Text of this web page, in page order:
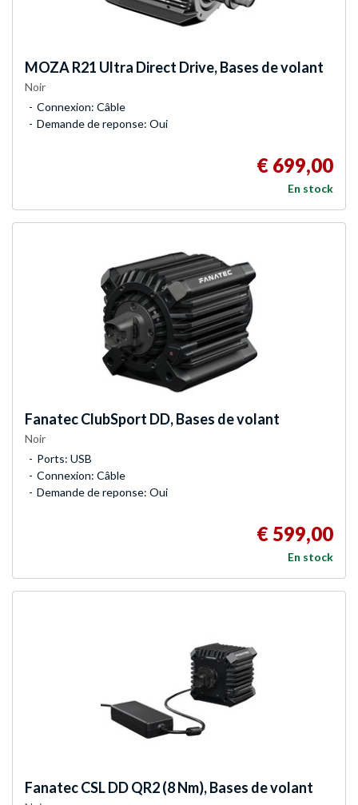
MOZAR21 Ultra Direct Drive, Bases de volant
Noir
Connexion: Câble
Demande de reponse: Oui
€ 699,00
En stock
FanatecClubSport DD, Bases de volant
Noir
Ports: USB
Connexion: Câble
Demande de reponse: Oui
€ 599,00
En stock
FanatecCSL DD QR2 (8 Nm), Bases de volant